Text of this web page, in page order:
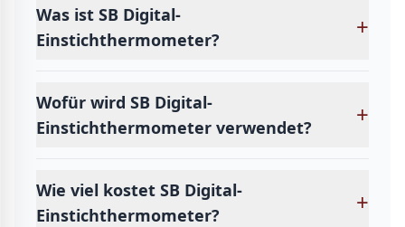
Was ist SB Digital-
Einstichthermometer?
+
Wofür wird SB Digital-
Einstichthermometer verwendet?
+
Wie viel kostet SB Digital-
Einstichthermometer?
+